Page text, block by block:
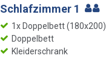
Schlafzimmer 1
1x Doppelbett (180x200)
Doppelbett
Kleiderschrank